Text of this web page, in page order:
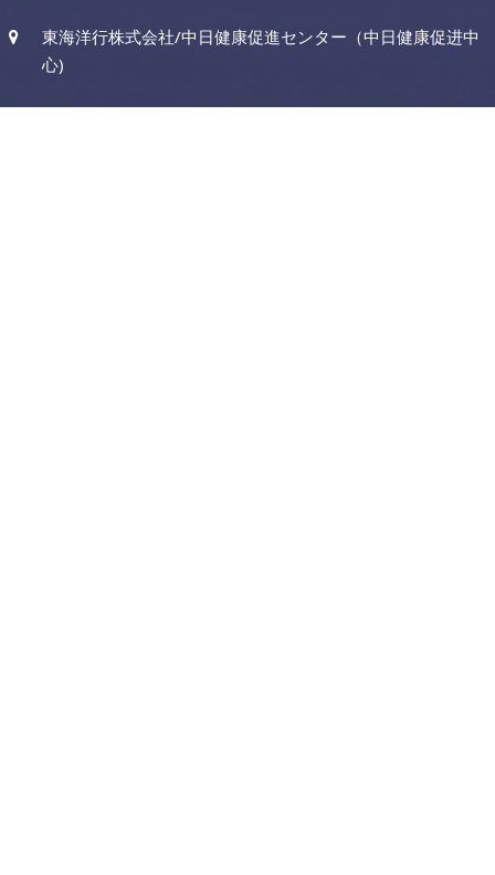
東海洋行株式会社/中日健康促進センター（中日健康促进中
心)